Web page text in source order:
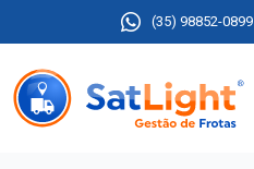
(35) 98852-0899